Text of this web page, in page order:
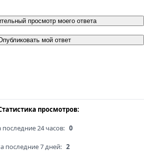
просмотр моего ответа
мой ответ
просмотров:
последние 24 часов: 0
последние 7 дней: 2